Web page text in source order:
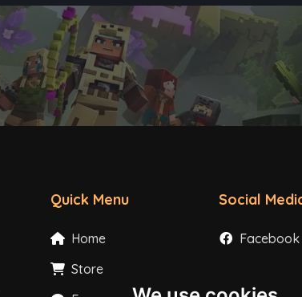
Quick Menu
Home
Store
Social
Facebook